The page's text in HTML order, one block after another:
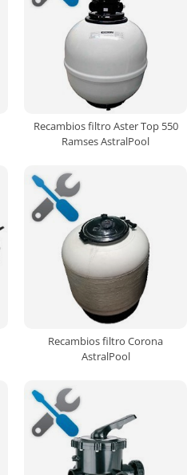
Recambios filtro Aster Top 550
Ramses AstralPool
Recambios filtro Corona
AstralPool